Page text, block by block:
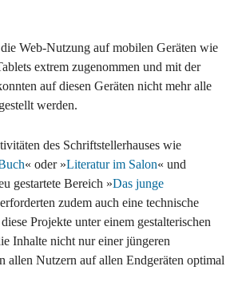
Web-Nutzung auf mobilen Geräten wie
extrem zugenommen und mit der
auf diesen Geräten nicht mehr alle
werden.
des Schriftstellerhauses wie
« oder »Literatur im Salon« und
gestartete Bereich »Das junge
zudem auch eine technische
Projekte unter einem gestalterischen
Inhalte nicht nur einer jüngeren
allen Nutzern auf allen Endgeräten optimal